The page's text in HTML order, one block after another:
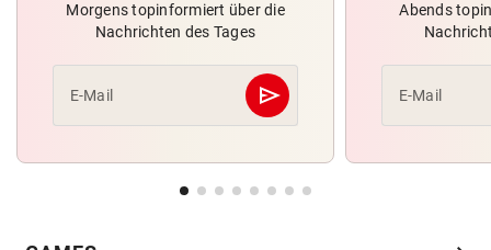
Morgens topinformiert über die
Nachrichten des Tages
E-Mail send
Abschicken
Abends
E-Mail